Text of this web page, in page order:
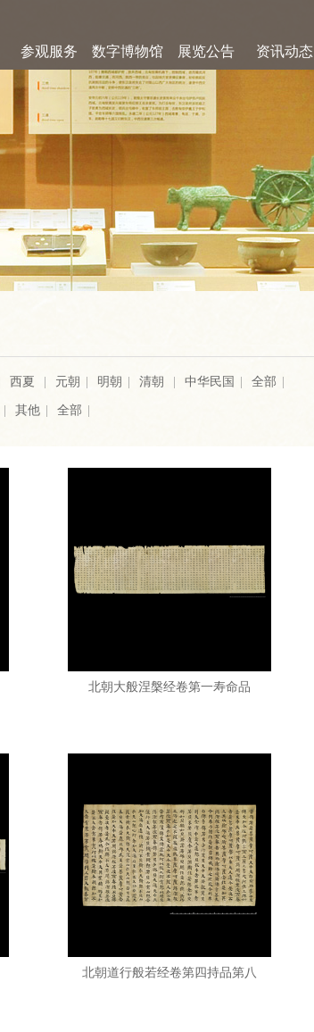
参观服务 数字博物馆 展览公告 资讯动态
西夏 元朝 明朝 清朝 中华民国 全部
其他 全部
北朝大般涅槃经卷第一寿命品
北朝道行般若经卷第四持品第八